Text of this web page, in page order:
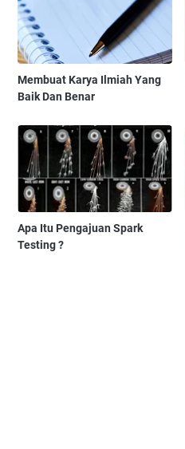
Membuat Karya Ilmiah Yang
Baik Dan Benar
Apa Itu Pengajuan Spark
Testing ?